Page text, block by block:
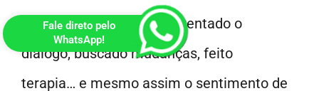
Pode ser que você tenha tentado o
diálogo, buscado mudanças, feito
terapia… e mesmo assim o sentimento de
Fale direto pelo
WhatsApp!